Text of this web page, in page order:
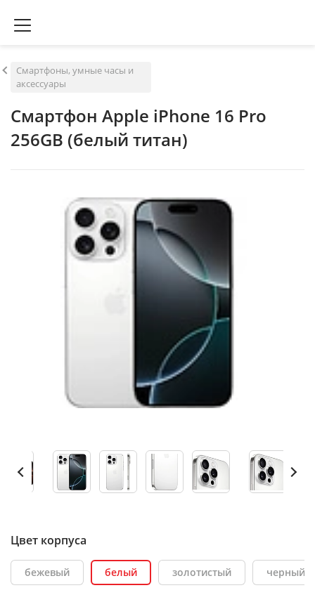
Смартфоны, умные часы и
аксессуары
Смартфон Apple iPhone 16 Pro
256GB (белый титан)
Цвет корпуса
бежевый белый золотистый черный